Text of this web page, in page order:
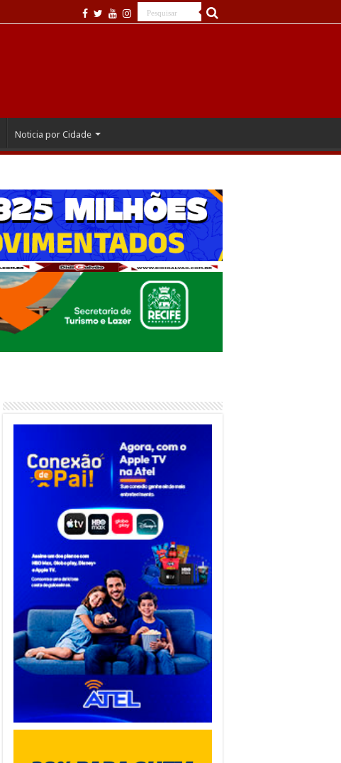
Noticia por Cidade